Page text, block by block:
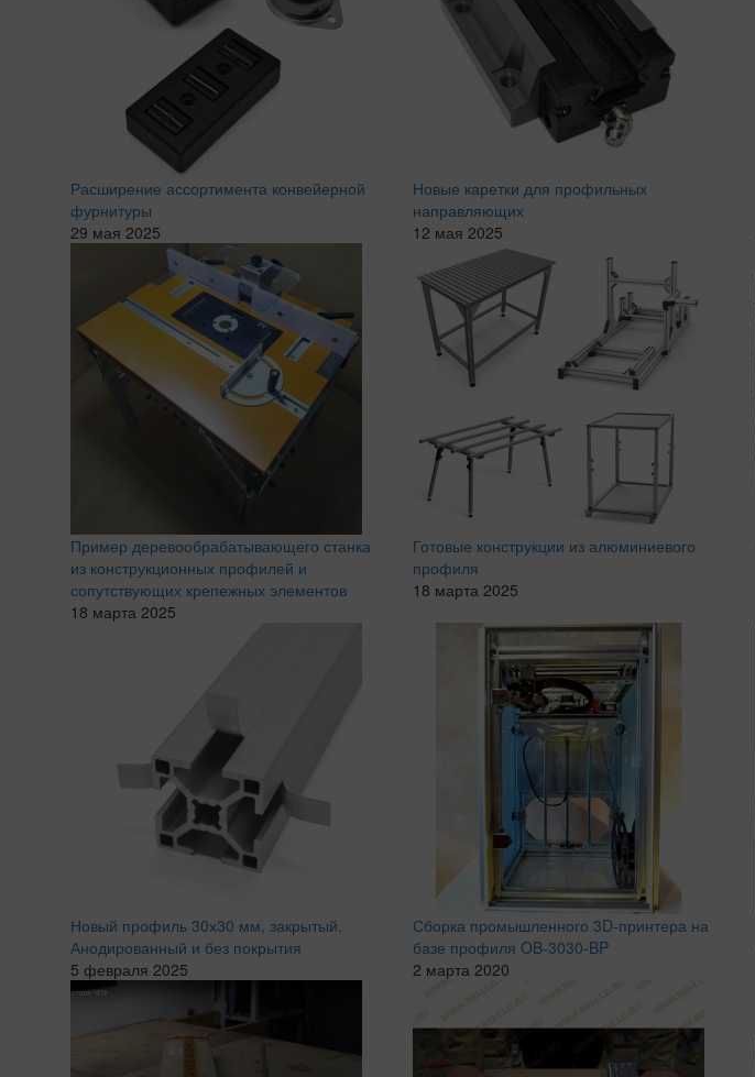
Расширение ассортимента конвейерной
фурнитуры
29 мая 2025
Новые каретки для профильных
направляющих
12 мая 2025
Пример деревообрабатывающего станка
из конструкционных профилей и
сопутствующих крепежных элементов
18 марта 2025
Готовые конструкции из алюминиевого
профиля
18 марта 2025
Новый профиль 30х30 мм, закрытый.
Анодированный и без покрытия
5 февраля 2025
Сборка промышленного 3D-принтера на
базе профиля OB-3030-BP
2 марта 2020